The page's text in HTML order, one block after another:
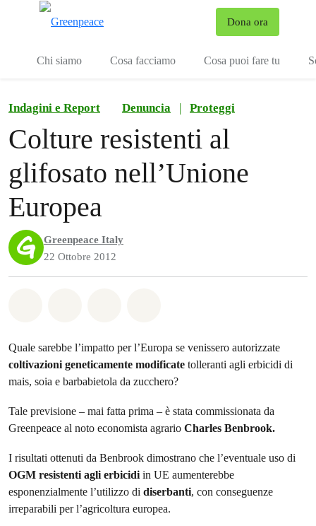
Dona ora
Chi siamo Cosa facciamo Cosa puoi fare tu
Indagini e Report Denuncia | Proteggi
Colture resistenti al
glifosato nell’Unione
Europea
Greenpeace Italy
22 Ottobre 2012
Quale sarebbe l’impatto per l’Europa se venissero autorizzate
coltivazioni geneticamente modificate tolleranti agli erbicidi di
mais, soia e barbabietola da zucchero?
Tale previsione – mai fatta prima – è stata commissionata da
Greenpeace al noto economista agrario Charles Benbrook.
I risultati ottenuti da Benbrook dimostrano che l’eventuale uso di
OGM resistenti agli erbicidiin UE aumenterebbe
esponenzialmente l’utilizzo di diserbanti, con conseguenze
irreparabili per l’agricoltura europea.